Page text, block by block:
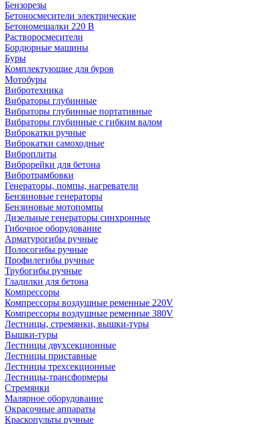
Бензорезы
Бетоносмесители электрические
Бетономешалки 220 В
Растворосмесители
Бордюрные машины
Буры
Комплектующие для буров
Мотобуры
Вибротехника
Вибраторы глубинные
Вибраторы глубинные портативные
Вибраторы глубинные с гибким валом
Виброкатки ручные
Виброкатки самоходные
Виброплиты
Виброрейки для бетона
Вибротрамбовки
Генераторы, помпы, нагреватели
Бензиновые генераторы
Бензиновые мотопомпы
Дизельные генераторы синхронные
Гибочное оборудование
Арматурогибы ручные
Полосогибы ручные
Профилегибы ручные
Трубогибы ручные
Гладилки для бетона
Компрессоры
Компрессоры воздушные ременные 220V
Компрессоры воздушные ременные 380V
Лестницы, стремянки, вышки-туры
Вышки-туры
Лестницы двухсекционные
Лестницы приставные
Лестницы трехсекционные
Лестницы-трансформеры
Стремянки
Малярное оборудование
Окрасочные аппараты
Краскопульты ручные